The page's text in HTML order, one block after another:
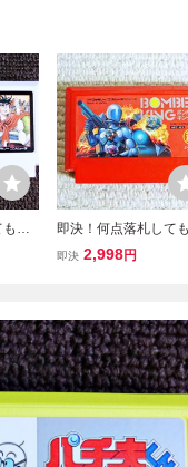
送
即決！何点落札して
料185円★ボンバーキ
★同梱ＯＫ動作OK
即決 2,998円